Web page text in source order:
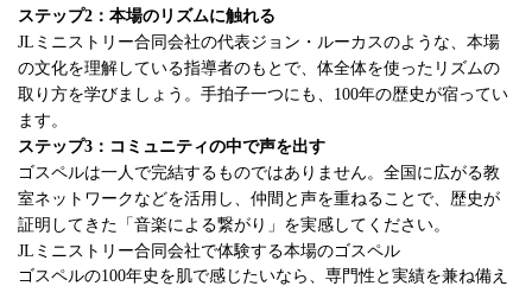
ステップ2：本場のリズムに触れる
JLミニストリー合同会社の代表ジョン・ルーカスのような、本場
の文化を理解している指導者のもとで、体全体を使ったリズムの
取り方を学びましょう。手拍子一つにも、100年の歴史が宿ってい
ます。
ステップ3：コミュニティの中で声を出す
ゴスペルは一人で完結するものではありません。全国に広がる教
室ネットワークなどを活用し、仲間と声を重ねることで、歴史が
証明してきた「音楽による繋がり」を実感してください。
JLミニストリー合同会社で体験する本場のゴスペル
ゴスペルの100年史を肌で感じたいなら、専門性と実績を兼ね備え